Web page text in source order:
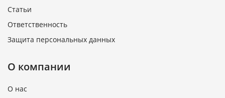
Статьи
Ответственность
Защита персональных данных
О компании
О нас